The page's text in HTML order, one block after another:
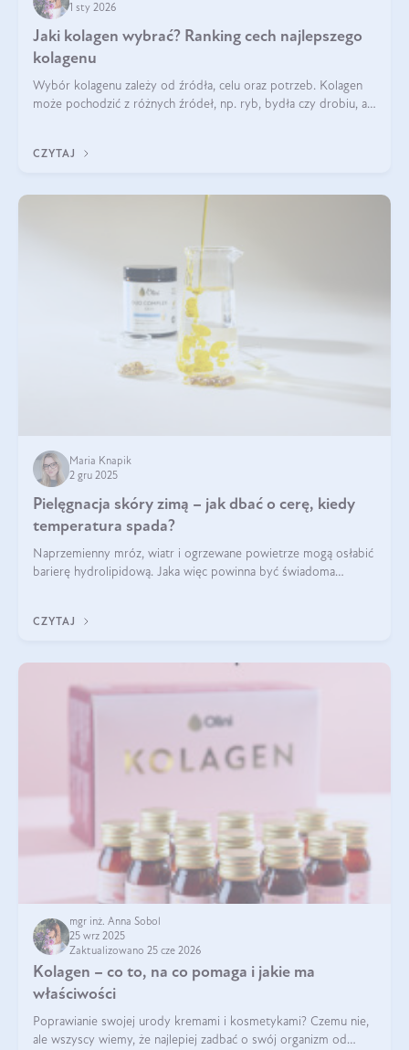
1 sty 2026
Jaki kolagen wybrać? Ranking cech najlepszego
kolagenu
Wybór kolagenu zależy od źródła, celu oraz potrzeb. Kolagen
może pochodzić z różnych źródeł, np. ryb, bydła czy drobiu, a
bydlęcy.
CZYTAJ
Maria Knapik
2 gru 2025
Pielęgnacja skóry zimą – jak dbać o cerę, kiedy
temperatura spada?
Naprzemienny mróz, wiatr i ogrzewane powietrze mogą osłabić
barierę hydrolipidową. Jaka więc powinna być świadoma
CZYTAJ
mgr inż. Anna Sobol
25 wrz 2025
Zaktualizowano 25 cze 2026
Kolagen – co to, na co pomaga i jakie ma
właściwości
Poprawianie swojej urody kremami i kosmetykami? Czemu nie,
ale wszyscy wiemy, że najlepiej zadbać o swój organizm od